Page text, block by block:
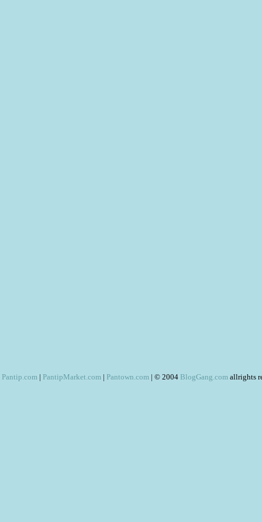
Pantip.com | PantipMarket.com | Pantown.com | © 2004 BlogGang.com allrights